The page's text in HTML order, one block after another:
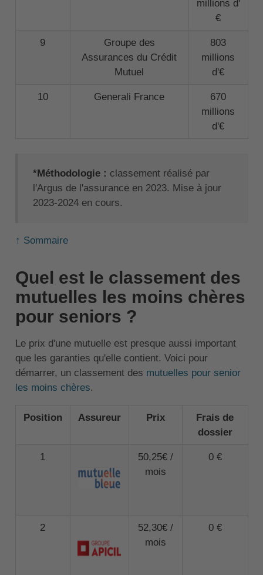
millions d'
€
9
Groupe des
Assurances du Crédit
Mutuel
803
millions
d'€
10 Generali France
670
millions
d'€
*Méthodologie : classement réalisé par
l'Argus de l'assurance en 2023. Mise à jour
2023-2024 en cours.
↑ Sommaire
Quel est le classement des
mutuelles les moins chères
pour seniors ?
Le prix d'une mutuelle est presque aussi important
que les garanties qu'elle contient. Voici pour
démarrer, un classement des mutuelles pour senior
les moins chères.
Position Assureur Prix
Frais de
dossier
1
50,25€ /
mois
0 €
2
52,30€ /
mois
0 €